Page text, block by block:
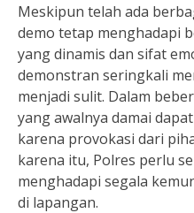
Meskipun telah ada
demo tetap menghadapi
yang dinamis dan sifat
demonstran seringkali
menjadi sulit. Dalam
yang awalnya damai
karena provokasi dari
karena itu, Polres perlu
menghadapi segala
di lapangan.